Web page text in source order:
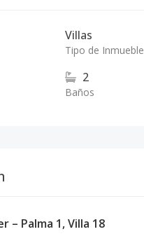
Villas
Tipo de Inmueble
2
Baños
– Palma 1, Villa 18